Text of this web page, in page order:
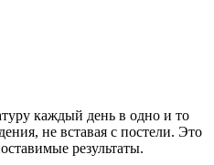
каждый день в одно и то
не вставая с постели. Это
результаты.